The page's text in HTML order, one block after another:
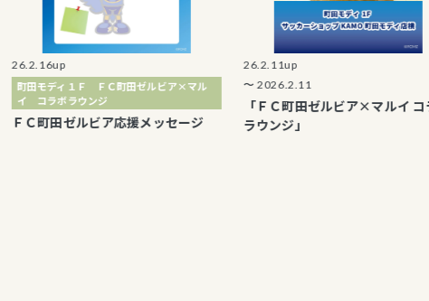
ディ１Ｆ ＦＣ町田ゼルビア×マル
ボラウンジ
田ゼルビア応援メッセージ
26.2.11up
〜 2026.2.11
「ＦＣ町田ゼルビア×マルイ コラボ
ラウンジ」